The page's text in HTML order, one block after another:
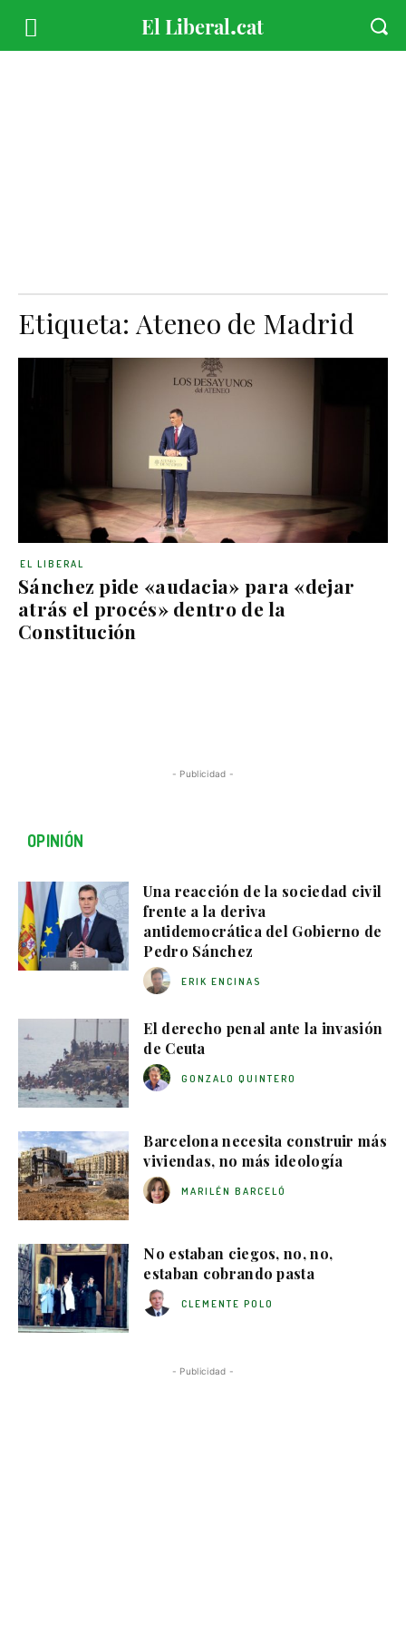
Etiqueta:Ateneo de Madrid
Sánchez pide «audacia» para «dejar
atrás el procés» dentro de la
Constitución
EL LIBERAL
- Publicidad -
OPINIÓN
Una reacción de la sociedad civil
frente a la deriva
antidemocrática del Gobierno de
Pedro Sánchez
ERIK ENCINAS
El derecho penal ante la invasión
de Ceuta
GONZALO QUINTERO
Barcelona necesita construir más
viviendas, no más ideología
MARILÉN BARCELÓ
No estaban ciegos, no, no,
estaban cobrando pasta
CLEMENTE POLO
- Publicidad -